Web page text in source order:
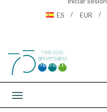
ES
EUR
Toggle navigation